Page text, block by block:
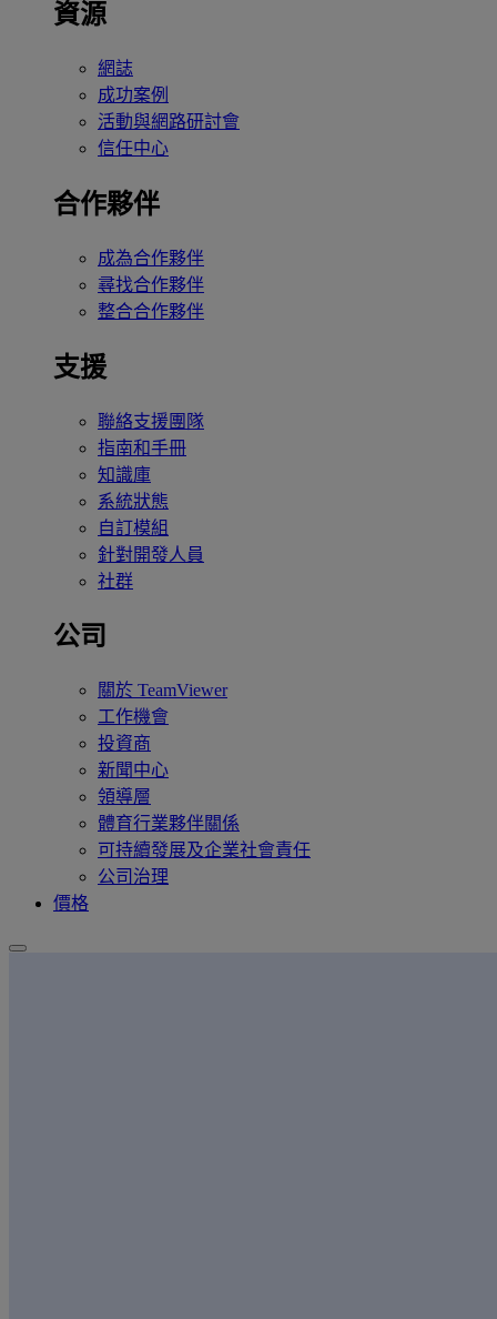
資源
網誌
成功案例
活動與網路研討會
信任中心
合作夥伴
成為合作夥伴
尋找合作夥伴
整合合作夥伴
支援
聯絡支援團隊
指南和手冊
知識庫
系統狀態
自訂模組
針對開發人員
社群
公司
關於 TeamViewer
工作機會
投資商
新聞中心
領導層
體育行業夥伴關係
可持續發展及企業社會責任
公司治理
價格